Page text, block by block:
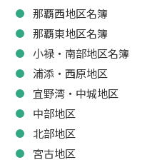
那覇西地区名簿
那覇東地区名簿
小禄・南部地区名簿
浦添・西原地区
宜野湾・中城地区
中部地区
北部地区
宮古地区